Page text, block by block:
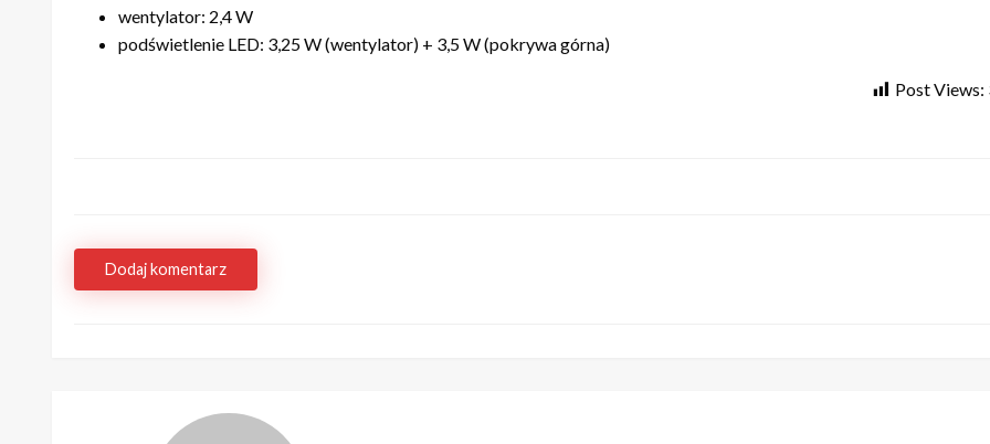
wentylator: 2,4 W
podświetlenie LED: 3,25 W (wentylator) + 3,5 W (pokrywa górna)
Post Views:
Dodaj komentarz